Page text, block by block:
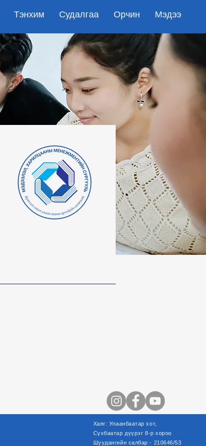
Тэнхим Судалгаа Орчин Мэдээ
Хаяг: Улаанбаатар хот,
Сүхбаатар дүүрэг 8-р хороо
Шуудангийн салбар - 210646/53